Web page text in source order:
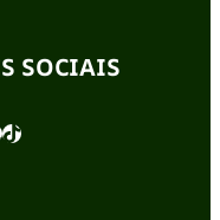
SOCIAIS
TikTok